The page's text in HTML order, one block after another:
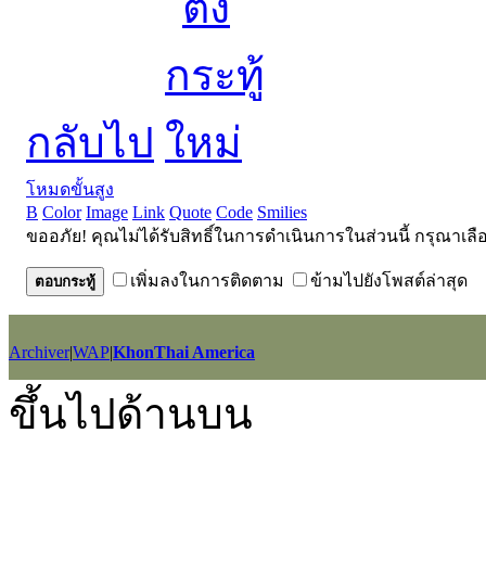
กลับไป
โหมดขั้นสูง
B Color Image Link Quote Code Smilies
ขออภัย! คุณไม่ได้รับสิทธิ์ในการดำเนินการในส่วนนี้ กรุณาเลื
ตอบกระทู้ เพิ่มลงในการติดตาม ข้ามไปยังโพสต์ล่าสุด
Archiver|WAP|KhonThai America
GMT+7, 2026-8-6 17:06
Powered by Discuz! X2.5Language by
ขึ้นไปด้านบน